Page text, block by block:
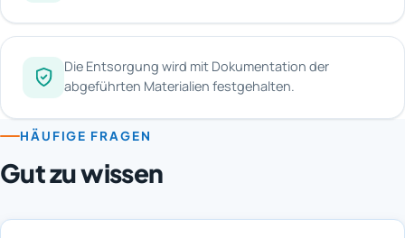
Die Entsorgung wird mit Dokumentation der
abgeführten Materialien festgehalten.
HÄUFIGE FRAGEN
Gut zu wissen